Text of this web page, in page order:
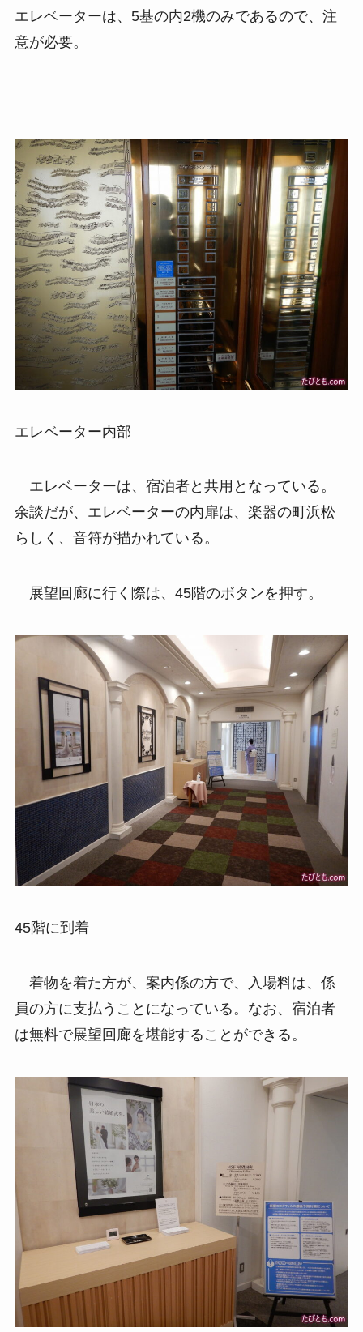
エレベーターは、5基の内2機のみであるので、注
意が必要。
エレベーター内部
エレベーターは、宿泊者と共用となっている。
余談だが、エレベーターの内扉は、楽器の町浜松
らしく、音符が描かれている。
展望回廊に行く際は、45階のボタンを押す。
45階に到着
着物を着た方が、案内係の方で、入場料は、係
員の方に支払うことになっている。なお、宿泊者
は無料で展望回廊を堪能することができる。